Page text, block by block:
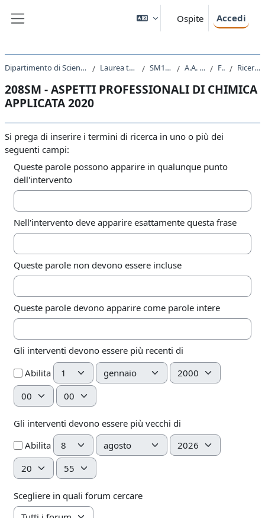
Ospite Accedi
Dipartimento di Scienze Chimiche e Farmaceutiche Laurea triennale (DM270) SM10 - CHIMICA A.A. 2020 - 2021 Forum Ricerca avanzata
208SM - ASPETTI PROFESSIONALI DI CHIMICA
APPLICATA 2020
Si prega di inserire i termini di ricerca in uno o più dei
seguenti campi:
Queste parole possono apparire in qualunque punto
dell'intervento
Nell'intervento deve apparire esattamente questa frase
Queste parole non devono essere incluse
Queste parole devono apparire come parole intere
Gli interventi devono essere più recenti di
Abilita Giorno Mese
Anno
Ora
Minuto
Gli interventi devono essere più vecchi di
Abilita Giorno Mese
Anno
Ora
Minuto
Scegliere in quali forum cercare